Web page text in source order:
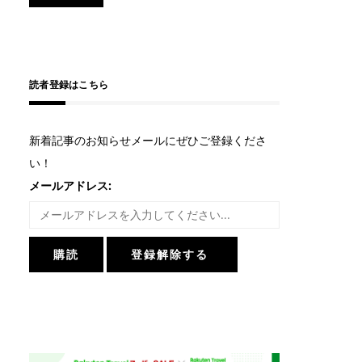
読者登録はこちら
新着記事のお知らせメールにぜひご登録くださ
い！
メールアドレス: